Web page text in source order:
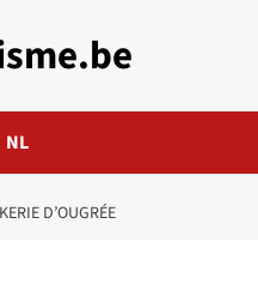
NL
D’OUGRÉE